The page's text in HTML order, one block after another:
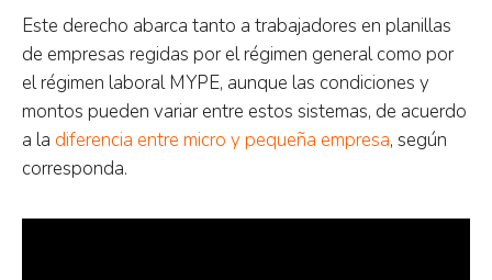
Este derecho abarca tanto a trabajadores en planillas
de empresas regidas por el régimen general como por
el régimen laboral MYPE, aunque las condiciones y
montos pueden variar entre estos sistemas, de acuerdo
a la diferencia entre micro y pequeña empresa, según
corresponda.